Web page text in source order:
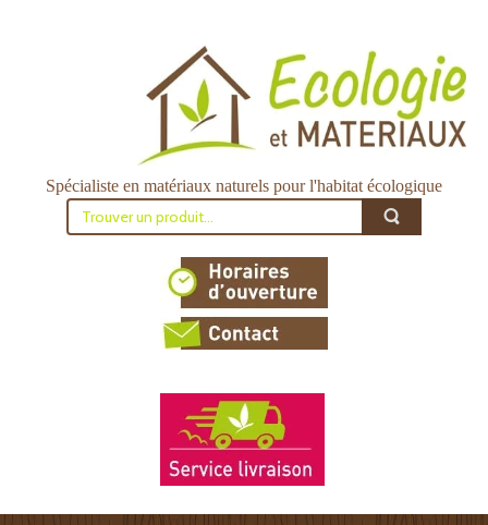
Spécialiste en matériaux naturels pour l'habitat écologique